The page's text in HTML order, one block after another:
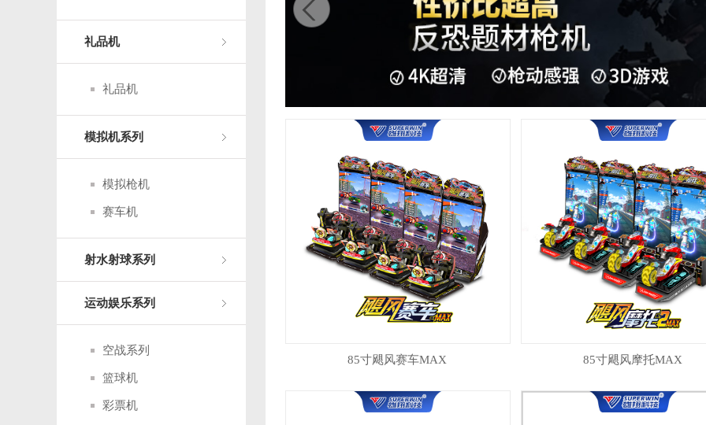
礼品机
礼品机
模拟机系列
模拟枪机
赛车机
射水射球系列
运动娱乐系列
空战系列
篮球机
彩票机
85寸飓风赛车MAX 85寸飓风摩托MAX